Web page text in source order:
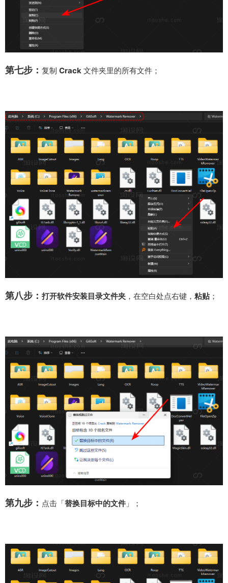
第七步： 复制 Crack 文件夹里的所有文件；
第八步： 打开软件安装目录文件夹 ，在空白处点右键， 粘贴；
第九步： 点击「替换目标中的文件 」；